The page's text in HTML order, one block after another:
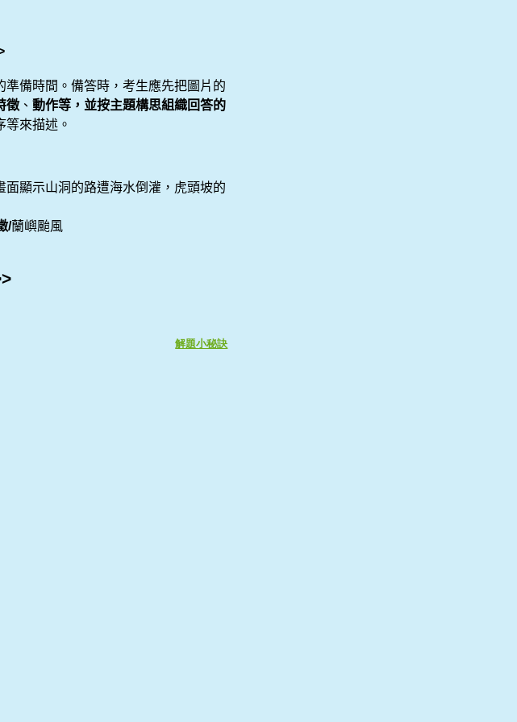
準備時間。備答時，考生應先把圖片的
徵、 動作等，並按主題構思組織回答的
來描述。
顯示山洞的路遭海水倒灌，虎頭坡的
/蘭嶼颱風
解題小秘訣